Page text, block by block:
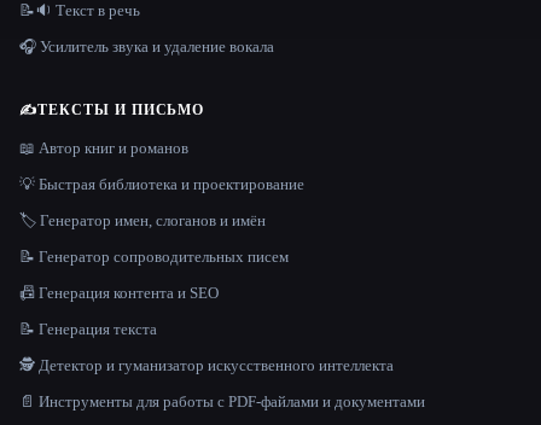
📝🔉 Текст в речь
🎧 Усилитель звука и удаление вокала
✍️ТЕКСТЫ И ПИСЬМО
📖 Автор книг и романов
💡 Быстрая библиотека и проектирование
🏷️ Генератор имен, слоганов и имён
📝 Генератор сопроводительных писем
📠 Генерация контента и SEO
📝 Генерация текста
🕵️ Детектор и гуманизатор искусственного интеллекта
📄 Инструменты для работы с PDF-файлами и документами